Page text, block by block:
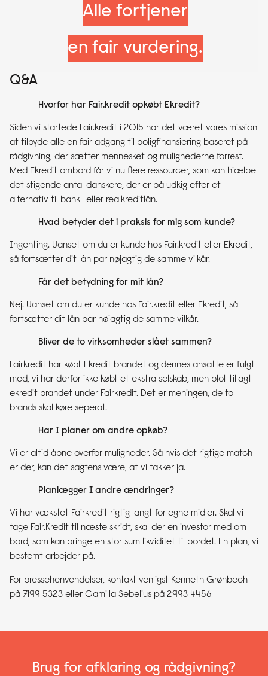
Alle fortjener
en fair vurdering.
Q&A
Hvorfor har Fair.kredit opkøbt Ekredit?
Siden vi startede Fair.kredit i 2015 har det været vores mission
at tilbyde alle en fair adgang til boligfinansiering baseret på
rådgivning, der sætter mennesket og mulighederne forrest.
Med Ekredit ombord får vi nu flere ressourcer, som kan hjælpe
det stigende antal danskere, der er på udkig efter et
alternativ til bank- eller realkreditlån.
Hvad betyder det i praksis for mig som kunde?
Ingenting. Uanset om du er kunde hos Fair.kredit eller Ekredit,
så fortsætter dit lån par nøjagtig de samme vilkår.
Får det betydning for mit lån?
Nej. Uanset om du er kunde hos Fair.kredit eller Ekredit, så
fortsætter dit lån par nøjagtig de samme vilkår.
Bliver de to virksomheder slået sammen?
Fairkredit har købt Ekredit brandet og dennes ansatte er fulgt
med, vi har derfor ikke købt et ekstra selskab, men blot tillagt
ekredit brandet under Fairkredit. Det er meningen, de to
brands skal køre seperat.
Har I planer om andre opkøb?
Vi er altid åbne overfor muligheder. Så hvis det rigtige match
er der, kan det sagtens være, at vi takker ja.
Planlægger I andre ændringer?
Vi har vækstet Fairkredit rigtig langt for egne midler. Skal vi
tage Fair.Kredit til næste skridt, skal der en investor med om
bord, som kan bringe en stor sum likviditet til bordet. En plan, vi
bestemt arbejder på.
For pressehenvendelser, kontakt venligst Kenneth Grønbech
på 7199 5323 eller Camilla Sebelius på 2993 4456
Brug for afklaring og rådgivning?